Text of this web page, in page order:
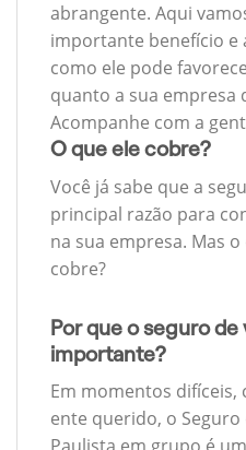
abrangente. Aqui
importante benefício e
como ele pode
quanto a sua empresa
Acompanhe com a
O que ele cobre?
Você já sabe que a
principal razão para
na sua empresa. Mas
cobre?
Por que o seguro
importante?
Em momentos difíceis,
ente querido, o Seguro